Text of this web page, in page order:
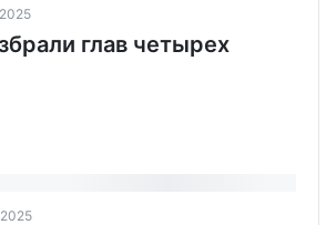
глав четырех